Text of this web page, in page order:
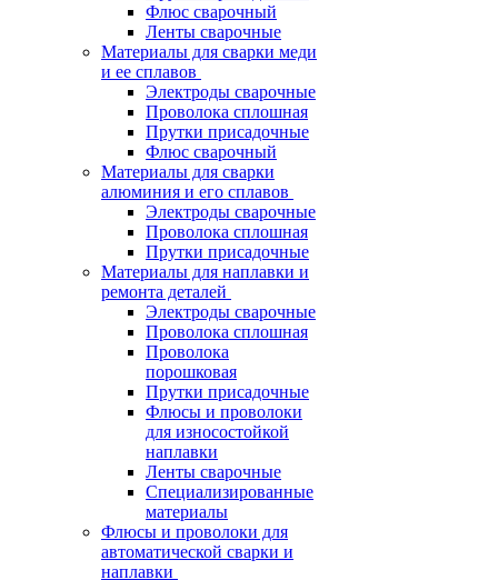
Флюс сварочный
Ленты сварочные
Материалы для сварки меди
и ее сплавов
Электроды сварочные
Проволока сплошная
Прутки присадочные
Флюс сварочный
Материалы для сварки
алюминия и его сплавов
Электроды сварочные
Проволока сплошная
Прутки присадочные
Материалы для наплавки и
ремонта деталей
Электроды сварочные
Проволока сплошная
Проволока
порошковая
Прутки присадочные
Флюсы и проволоки
для износостойкой
наплавки
Ленты сварочные
Специализированные
материалы
Флюсы и проволоки для
автоматической сварки и
наплавки